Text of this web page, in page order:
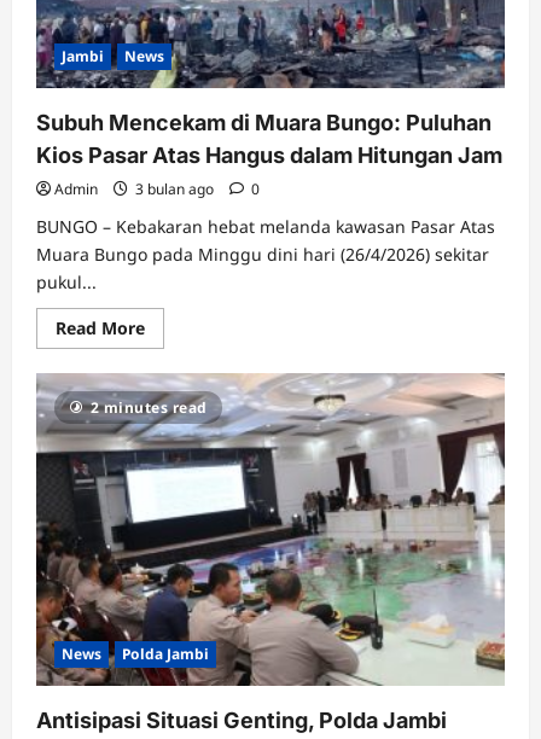
Satu
Nyawa
Jambi News
Subuh Mencekam di Muara Bungo: Puluhan
Kios Pasar Atas Hangus dalam Hitungan Jam
Admin 3 bulan ago 0
BUNGO – Kebakaran hebat melanda kawasan Pasar Atas
Muara Bungo pada Minggu dini hari (26/4/2026) sekitar
pukul...
Read MoreRead
more
Subuh
Mencekam
di
Muara
Bungo:
Puluhan
Atas
Hangus
dalam
Hitungan
Jam
2 minutes read
News Polda Jambi
Antisipasi Situasi Genting, Polda Jambi